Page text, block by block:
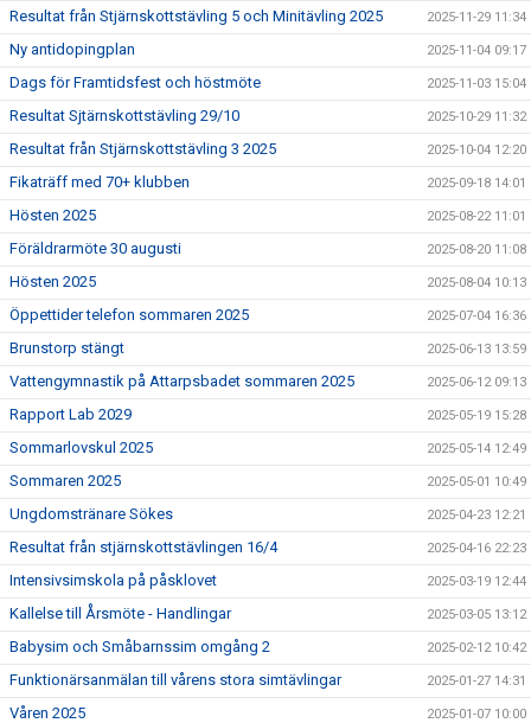
Resultat från Stjärnskottstävling 5 och Minitävling 2025 2025-11-29 11:34
Ny antidopingplan 2025-11-04 09:17
Dags för Framtidsfest och höstmöte 2025-11-03 15:04
Resultat Sjtärnskottstävling 29/10 2025-10-29 11:32
Resultat från Stjärnskottstävling 3 2025 2025-10-04 12:20
Fikaträff med 70+ klubben 2025-09-18 14:01
Hösten 2025 2025-08-22 11:01
Föräldrarmöte 30 augusti 2025-08-20 11:08
Hösten 2025 2025-08-04 10:13
Öppettider telefon sommaren 2025 2025-07-04 16:36
Brunstorp stängt 2025-06-13 13:59
Vattengymnastik på Attarpsbadet sommaren 2025 2025-06-12 09:13
Rapport Lab 2029 2025-05-19 15:28
Sommarlovskul 2025 2025-05-14 12:49
Sommaren 2025 2025-05-01 10:49
Ungdomstränare Sökes 2025-04-23 12:21
Resultat från stjärnskottstävlingen 16/4 2025-04-16 22:23
Intensivsimskola på påsklovet 2025-03-19 12:44
Kallelse till Årsmöte - Handlingar 2025-03-05 13:12
Babysim och Småbarnssim omgång 2 2025-02-12 10:42
Funktionärsanmälan till vårens stora simtävlingar 2025-01-27 14:31
Våren 2025 2025-01-07 10:00